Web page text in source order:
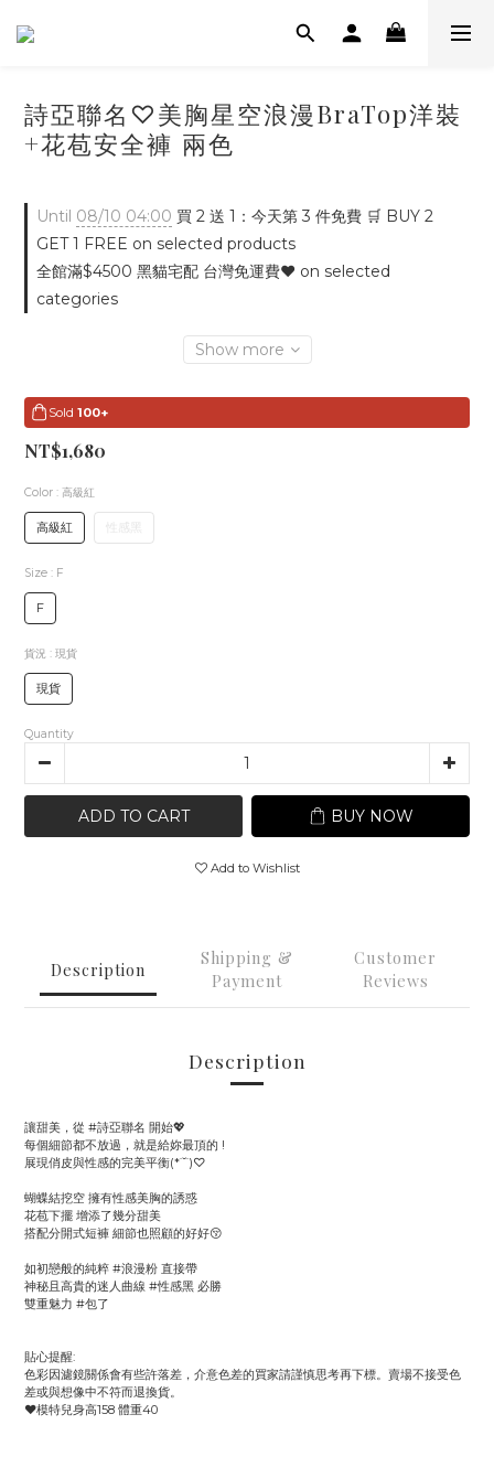
詩亞聯名♡美胸星空浪漫BraTop洋裝
+花苞安全褲 兩色
Until 08/10 04:00 買 2 送 1：今天第 3 件免費 🛒 BUY 2
GET 1 FREE on selected products
全館滿$4500 黑貓宅配 台灣免運費♥ on selected
categories
Show more
Sold 100+
NT$1,680
Color : 高級紅
高級紅
Size : F
F
貨況 : 現貨
現貨
Quantity
ADD TO CART BUY NOW
Add to Wishlist
Description
Shipping &
Payment
Customer
Reviews
Description
讓甜美，從 #詩亞聯名 開始💖
每個細節都不放過，就是給妳最頂的 !
展現俏皮與性感的完美平衡(*˙˘˙)♡
蝴蝶結挖空 擁有性感美胸的誘惑
花苞下擺 增添了幾分甜美
搭配分開式短褲 細節也照顧的好好😚
如初戀般的純粹 #浪漫粉 直接帶
神秘且高貴的迷人曲線 #性感黑 必勝
雙重魅力 #包了
貼心提醒:
色彩因濾鏡關係會有些許落差，介意色差的買家請謹慎思考再下標。賣場不接受色
差或與想像中不符而退換貨。
♥️模特兒身高158 體重40